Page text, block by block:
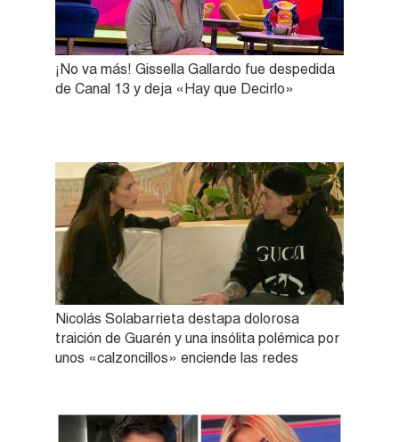
¡No va más! Gissella Gallardo fue despedida
de Canal 13 y deja «Hay que Decirlo»
Nicolás Solabarrieta destapa dolorosa
traición de Guarén y una insólita polémica por
unos «calzoncillos» enciende las redes